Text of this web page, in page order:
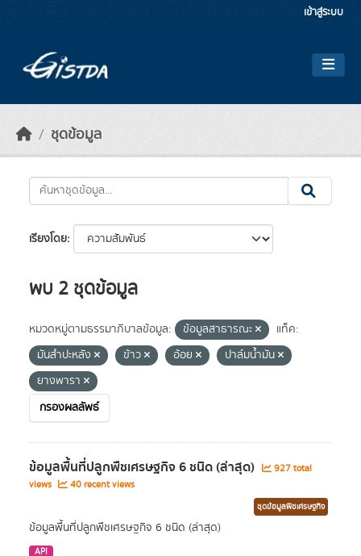
เข้าสู่ระบบ
ชุดข้อมูล
เรียงโดย
พบ 2 ชุดข้อมูล
หมวดหมู่ตามธรรมาภิบาลข้อมูล: ข้อมูลสาธารณะ
แท็ค:
มันสำปะหลัง
ข้าว อ้อย
ปาล์มน้ำมัน
ยางพารา
กรองผลลัพธ์
ข้อมูลพื้นที่ปลูกพืชเศรษฐกิจ 6 ชนิด (ล่าสุด)
927 total
views
40 recent views
ชุดข้อมูลพืชเศรษฐกิจ
ข้อมูลพื้นที่ปลูกพืชเศรษฐกิจ 6 ชนิด (ล่าสุด)
API